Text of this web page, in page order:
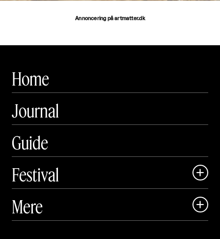
Annoncering på artmatter.dk
Home
Journal
Guide
Festival

 Art Matter Festival
Mere 